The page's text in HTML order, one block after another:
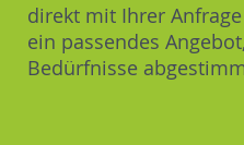
direkt mit Ihrer
ein passendes
Bedürfnisse